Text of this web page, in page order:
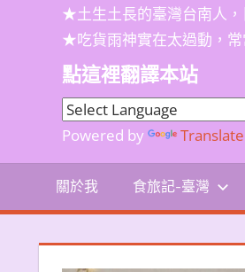
★土生土長的臺灣台南人，
★吃貨雨神實在太過動，常
點這裡翻譯本站
Powered by Translate
關於我 食旅記-臺灣